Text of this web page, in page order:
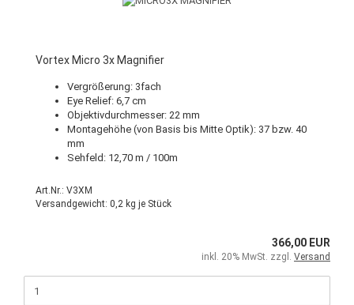
Vortex Micro 3x Magnifier
Vergrößerung: 3fach
Eye Relief: 6,7 cm
Objektivdurchmesser: 22 mm
Montagehöhe (von Basis bis Mitte Optik): 37 bzw. 40
mm
Sehfeld: 12,70 m / 100m
Art.Nr.: V3XM
Versandgewicht: 0,2 kg je Stück
366,00 EUR
inkl. 20% MwSt. zzgl. Versand